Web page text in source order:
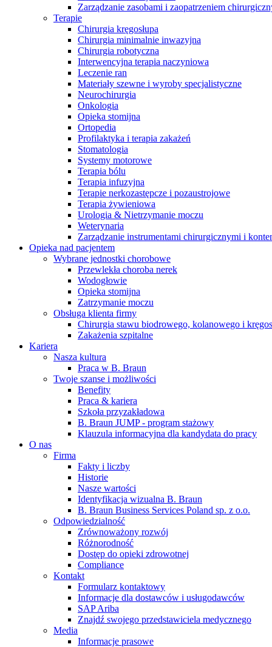
Katalog produktów
Znajdź produkt, którego szukasz. ​
Odwiedź katalog produktów B. Braun​
i poznaj nasze portfolio.
Przewlekła choroba nerek
Wsparcie w codziennych​
wyzwaniach pacjentów cierpiących​
na zaburzenia czynności nerek.​
Dołącz do nas
Odkryj swoje możliwości kariery ​
w B. Braun. Odwiedź nasz ​
Global Job Market, aby znaleźć ​
interesujące oferty pracy
Kontakt
Skontaktuj się z nami. Znajdź swojego ​przedstawiciela
pomoże Ci dobrać odpowiednie​
rozwiązanie.
Zarządzanie zasobami i zaopatrzeniem
Terapie
Chirurgia kręgosłupa
Chirurgia minimalnie inwazyjna
Chirurgia robotyczna
Interwencyjna terapia naczyniowa
Leczenie ran
Materiały szewne i wyroby specjalistyczne
Neurochirurgia
Onkologia
Opieka stomijna
Ortopedia
Profilaktyka i terapia zakażeń
Stomatologia
Systemy motorowe
Terapia bólu
Terapia infuzyjna
Terapie nerkozastępcze i pozaustrojowe
Terapia żywieniowa
Urologia & Nietrzymanie moczu
Weterynaria
Zarządzanie instrumentami chirurgicznymi i
Opieka nad pacjentem
Wybrane jednostki chorobowe
Przewlekła choroba nerek
Wodogłowie
Opieka stomijna
Zatrzymanie moczu
Obsługa klienta firmy
Chirurgia stawu biodrowego, kolanowego i
Zakażenia szpitalne
Kariera
Nasza kultura
Praca w B. Braun
Twoje szanse i możliwości
Benefity
Praca & kariera
Szkoła przyzakładowa
B. Braun JUMP - program stażowy
Klauzula informacyjna dla kandydata do pracy
O nas
Firma
Fakty i liczby
Historie
Nasze wartości
Identyfikacja wizualna B. Braun
B. Braun Business Services Poland sp. z o.o.
Odpowiedzialność
Zrównoważony rozwój
Różnorodność
Dostęp do opieki zdrowotnej
Compliance
Kontakt
Formularz kontaktowy
Informacje dla dostawców i usługodawców
SAP Ariba
Znajdź swojego przedstawiciela medycznego
Media
Informacje prasowe